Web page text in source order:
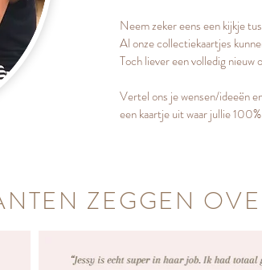
Neem zeker eens een kijkje
Al onze collectiekaartjes
Toch liever een volledig nieuw
Vertel ons je wensen/ideeën
een kaartje uit waar jullie
ZEGGEN